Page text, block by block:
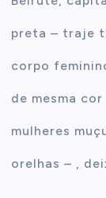
preta – traje
corpo
de mesma
mulheres
orelhas – ,